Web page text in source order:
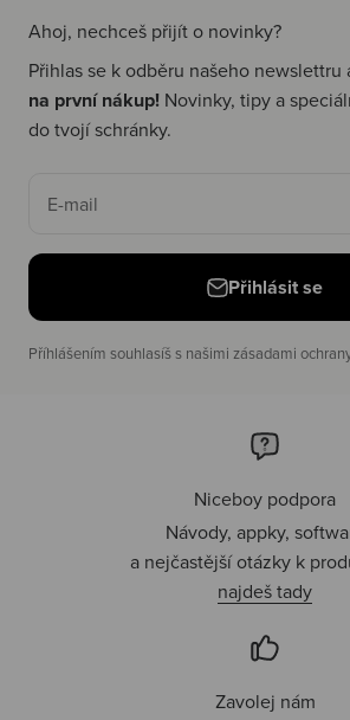
Ahoj, nechceš přijít o novinky?
Přihlas se k odběru našeho newslettru
na první nákup! Novinky, tipy a
do tvojí schránky.
E-mail
Přihlásit se
Příhlášením souhlasíš s našimi zásadami
Niceboy podpora
Návody, appky,
a nejčastější otázky k
najdeš tady
Zavolej nám